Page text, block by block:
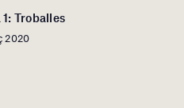
Troballes
2020